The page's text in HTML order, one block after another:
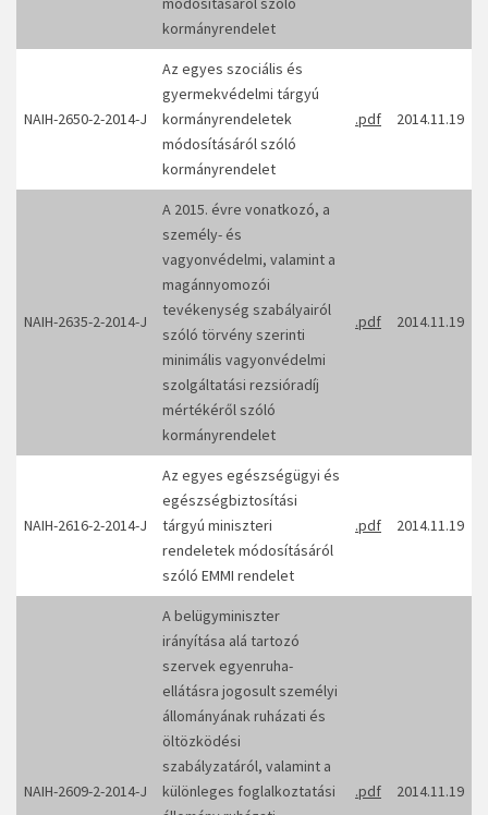
kormányrendelet
NAIH-2650-2-2014-J
Az egyes szociális és
gyermekvédelmi tárgyú
kormányrendeletek
módosításáról szóló
kormányrendelet
.pdf 2014.11.19
NAIH-2635-2-2014-J
A 2015. évre vonatkozó, a
személy- és
vagyonvédelmi, valamint a
magánnyomozói
tevékenység szabályairól
szóló törvény szerinti
minimális vagyonvédelmi
szolgáltatási rezsióradíj
mértékéről szóló
kormányrendelet
.pdf 2014.11.19
NAIH-2616-2-2014-J
Az egyes egészségügyi és
egészségbiztosítási
tárgyú miniszteri
rendeletek módosításáról
szóló EMMI rendelet
.pdf 2014.11.19
NAIH-2609-2-2014-J
A belügyminiszter
irányítása alá tartozó
szervek egyenruha-
ellátásra jogosult személyi
állományának ruházati és
öltözködési
szabályzatáról, valamint a
különleges foglalkoztatási
.pdf 2014.11.19